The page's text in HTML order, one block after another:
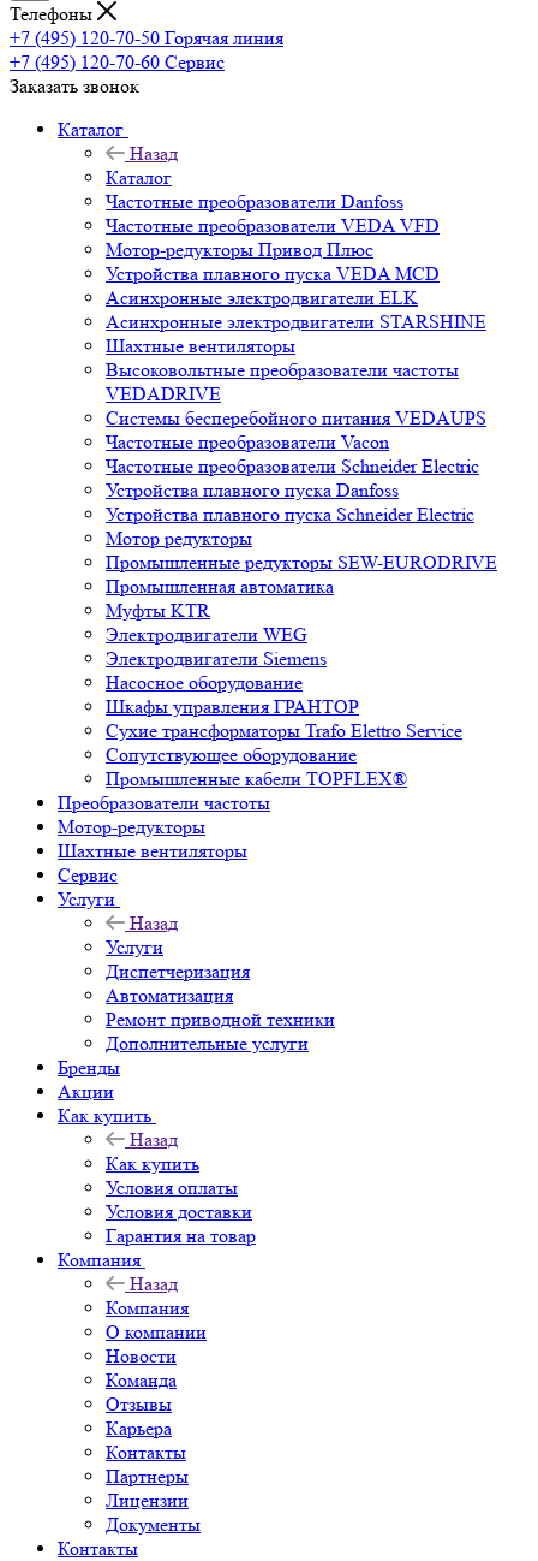
Телефоны
+7 (495) 120-70-50 Горячая линия
+7 (495) 120-70-60 Сервис
Заказать звонок
Каталог
Назад
Каталог
Частотные преобразователи Danfoss
Частотные преобразователи VEDA VFD
Мотор-редукторы Привод Плюс
Устройства плавного пуска VEDA MCD
Асинхронные электродвигатели ELK
Асинхронные электродвигатели STARSHINE
Шахтные вентиляторы
Высоковольтные преобразователи частоты
VEDADRIVE
Системы бесперебойного питания VEDAUPS
Частотные преобразователи Vacon
Частотные преобразователи Schneider Electric
Устройства плавного пуска Danfoss
Устройства плавного пуска Schneider Electric
Мотор редукторы
Промышленные редукторы SEW-EURODRIVE
Промышленная автоматика
Муфты KTR
Электродвигатели WEG
Электродвигатели Siemens
Насосное оборудование
Шкафы управления ГРАНТОР
Сухие трансформаторы Trafo Elettro Service
Сопутствующее оборудование
Промышленные кабели TOPFLEX®
Преобразователи частоты
Мотор-редукторы
Шахтные вентиляторы
Сервис
Услуги
Назад
Услуги
Диспетчеризация
Автоматизация
Ремонт приводной техники
Дополнительные услуги
Бренды
Акции
Как купить
Назад
Как купить
Условия оплаты
Условия доставки
Гарантия на товар
Компания
Назад
Компания
О компании
Новости
Команда
Отзывы
Карьера
Контакты
Партнеры
Лицензии
Документы
Контакты